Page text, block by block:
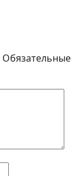
Обязательные